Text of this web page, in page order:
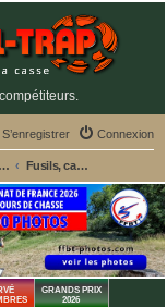
Connexion
S’enregistrer
de chasse Fusils, cartouches et matériel de chasse divers
GRANDS PRIX
2026